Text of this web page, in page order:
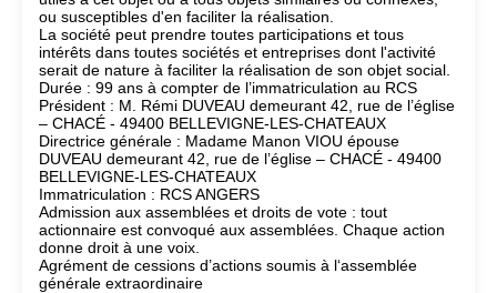
ou susceptibles d'en faciliter la réalisation.
La société peut prendre toutes participations et tous
intérêts dans toutes sociétés et entreprises dont l'activité
serait de nature à faciliter la réalisation de son objet social.
Durée : 99 ans à compter de l’immatriculation au RCS
Président : M. Rémi DUVEAU demeurant 42, rue de l’église
– CHACÉ - 49400 BELLEVIGNE-LES-CHATEAUX
Directrice générale : Madame Manon VIOU épouse
DUVEAU demeurant 42, rue de l’église – CHACÉ - 49400
BELLEVIGNE-LES-CHATEAUX
Immatriculation : RCS ANGERS
Admission aux assemblées et droits de vote : tout
actionnaire est convoqué aux assemblées. Chaque action
donne droit à une voix.
Agrément de cessions d’actions soumis à l‘assemblée
générale extraordinaire